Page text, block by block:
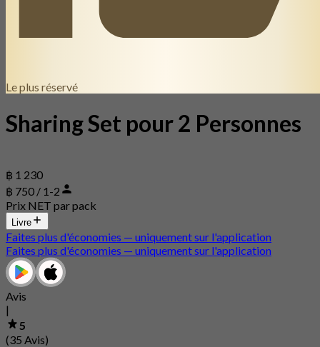
Le plus réservé
Sharing Set pour 2 Personnes
฿ 1 230
฿ 750 / 1-2
Prix NET par pack
Livre
Faites plus d'économies — uniquement sur l'application
Faites plus d'économies — uniquement sur l'application
Avis
|
5
(35 Avis)